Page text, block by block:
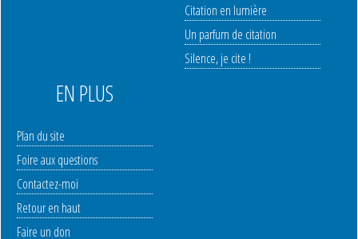
Citation en lumière
Un parfum de citation
Silence, je cite !
EN PLUS
Plan du site
Foire aux questions
Contactez-moi
Retour en haut
Faire un don